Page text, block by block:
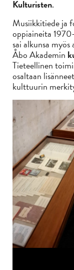
Kulturisten.
Musiikkitiede ja
oppiaineita
sai alkunsa
Åbo Akademin
Tieteellinen
osaltaan
kulttuurin